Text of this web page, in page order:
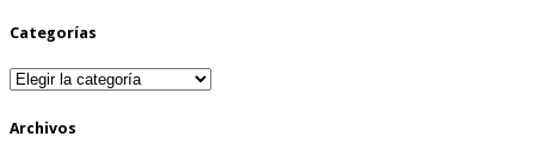
Categorías
Categorías
Archivos